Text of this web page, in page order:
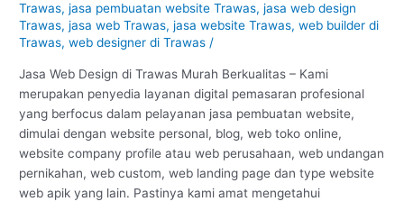
Trawas,jasa pembuatan website Trawas,jasa web design
Trawas,jasa web Trawas,jasa website Trawas,web builder di
Trawas,web designer di Trawas /
Jasa Web Design di Trawas Murah Berkualitas – Kami
merupakan penyedia layanan digital pemasaran profesional
yang berfocus dalam pelayanan jasa pembuatan website,
dimulai dengan website personal, blog, web toko online,
website company profile atau web perusahaan, web undangan
pernikahan, web custom, web landing page dan type website
web apik yang lain. Pastinya kami amat mengetahui
:
Murah
Berkualitas
#1